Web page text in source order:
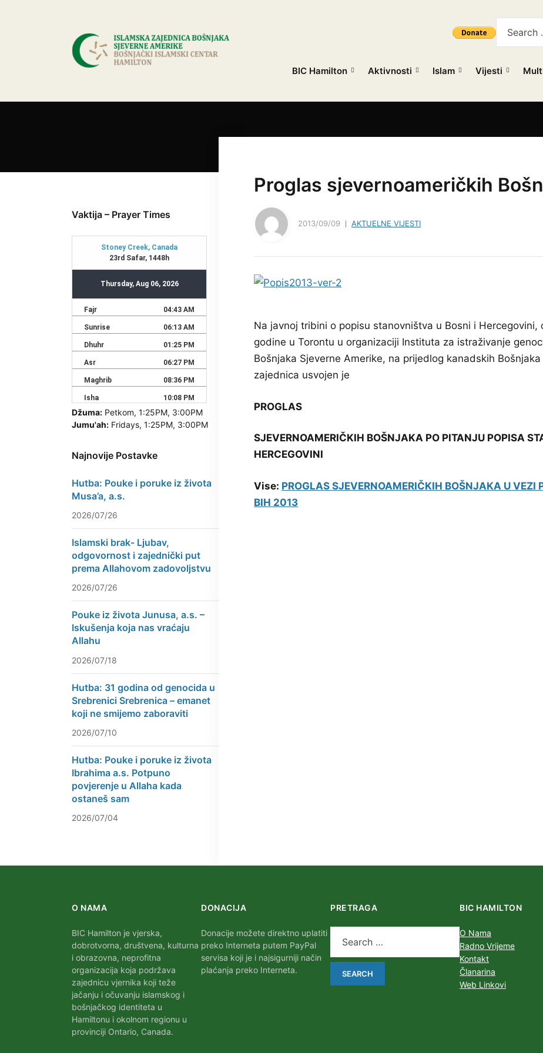
BIC Hamilton Aktivnosti Islam Vijesti
Proglas sjevernoameričkih
2013/09/09 AKTUELNE VIJESTI
Na javnoj tribini o popisu stanovništva u Bosni i
godine u Torontu u organizaciji Instituta za istraživanje
Bošnjaka Sjeverne Amerike, na prijedlog kanadskih
zajednica usvojen je
PROGLAS
SJEVERNOAMERIČKIH BOŠNJAKA PO PITANJU POPISA
HERCEGOVINI
Vise: PROGLAS SJEVERNOAMERIČKIH BOŠNJAKA U VEZI
BIH 2013
Vaktija – Prayer Times
Džuma: Petkom, 1:25PM, 3:00PM
Jumu'ah: Fridays, 1:25PM, 3:00PM
Najnovije Postavke
Hutba: Pouke i poruke iz života
Musa’a, a.s.
2026/07/26
Islamski brak- Ljubav,
odgovornost i zajednički put
prema Allahovom zadovoljstvu
2026/07/26
Pouke iz života Junusa, a.s. –
Iskušenja koja nas vraćaju
Allahu
2026/07/18
Hutba: 31 godina od genocida u
Srebrenici Srebrenica – emanet
koji ne smijemo zaboraviti
2026/07/10
Hutba: Pouke i poruke iz života
Ibrahima a.s. Potpuno
povjerenje u Allaha kada
ostaneš sam
2026/07/04
O NAMA
BIC Hamilton je vjerska,
dobrotvorna, društvena, kulturna
i obrazovna, neprofitna
organizacija koja podržava
zajednicu vjernika koji teže
jačanju i očuvanju islamskog i
bošnjačkog identiteta u
Hamiltonu i okolnom regionu u
provinciji Ontario, Canada.
DONACIJA
Donacije možete direktno uplatiti
preko Interneta putem PayPal
servisa koji je i najsigurniji način
plaćanja preko Interneta.
PRETRAGA BIC HAMILTON
O Nama
Radno Vrijeme
Kontakt
Članarina
Web Linkovi